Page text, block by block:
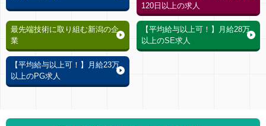
120日以上の求人
最先端技術に取り組む新潟の企
業
【平均給与以上可！】月給28万
以上のSE求人
【平均給与以上可！】月給23万
以上のPG求人